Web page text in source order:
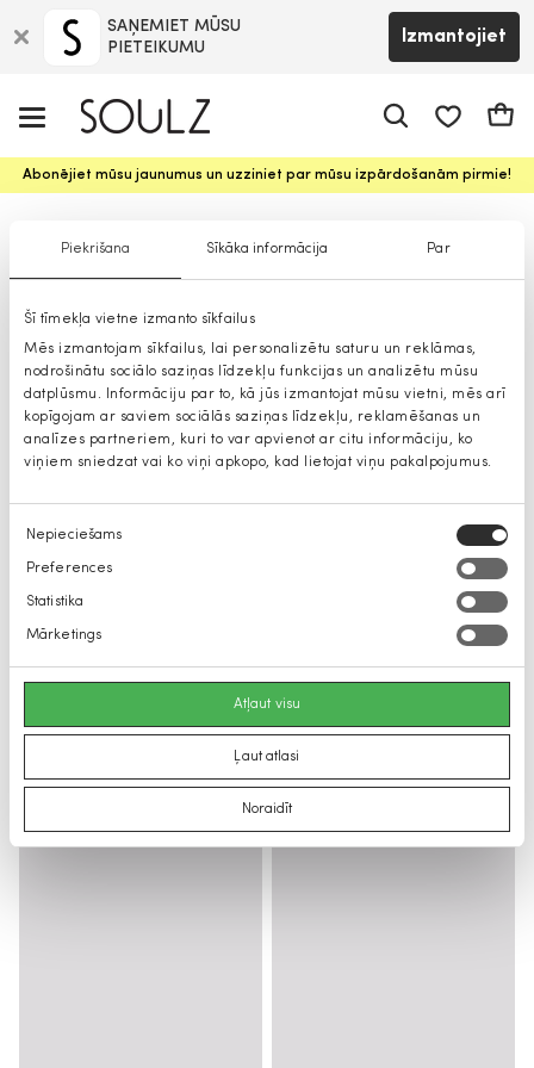
Piekrišana Sīkāka informācija Par
Šī tīmekļa vietne izmanto sīkfailus
Mēs izmantojam sīkfailus, lai personalizētu saturu un reklāmas,
nodrošinātu sociālo saziņas līdzekļu funkcijas un analizētu mūsu
datplūsmu. Informāciju par to, kā jūs izmantojat mūsu vietni, mēs arī
kopīgojam ar saviem sociālās saziņas līdzekļu, reklamēšanas un
analīzes partneriem, kuri to var apvienot ar citu informāciju, ko
viņiem sniedzat vai ko viņi apkopo, kad lietojat viņu pakalpojumus.
Piekrišanas
izvēle
Nepieciešams
Preferences
Statistika
Mārketings
Atļaut visu
Ļaut atlasi
Noraidīt
SAŅEMIET MŪSU
PIETEIKUMU
Izmantojiet
Abonējiet mūsu jaunumus un uzziniet par mūsu izpārdošanām pirmie!
Izstrādājumi ar kašmiru